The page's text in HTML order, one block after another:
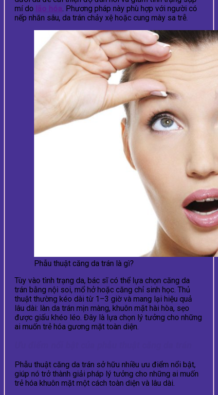
mí do
lão hóa
. Phương pháp này phù hợp với người có
nếp nhăn sâu, da trán chảy xệ hoặc cung mày sa trễ.
Phẫu thuật căng da trán là gì?
Tùy vào tình trạng da, bác sĩ có thể lựa chọn căng da
trán bằng nội soi, mổ hở hoặc căng chỉ sinh học. Thủ
thuật thường kéo dài từ 1–3 giờ và mang lại hiệu quả
lâu dài: làn da trán mịn màng, khuôn mặt hài hòa, sẹo
được giấu khéo léo. Đây là lựa chọn lý tưởng cho những
ai muốn trẻ hóa gương mặt toàn diện.
Phẫu thuật căng da trán sở hữu nhiều ưu điểm nổi bật,
giúp nó trở thành giải pháp lý tưởng cho những ai muốn
trẻ hóa khuôn mặt một cách toàn diện và lâu dài.